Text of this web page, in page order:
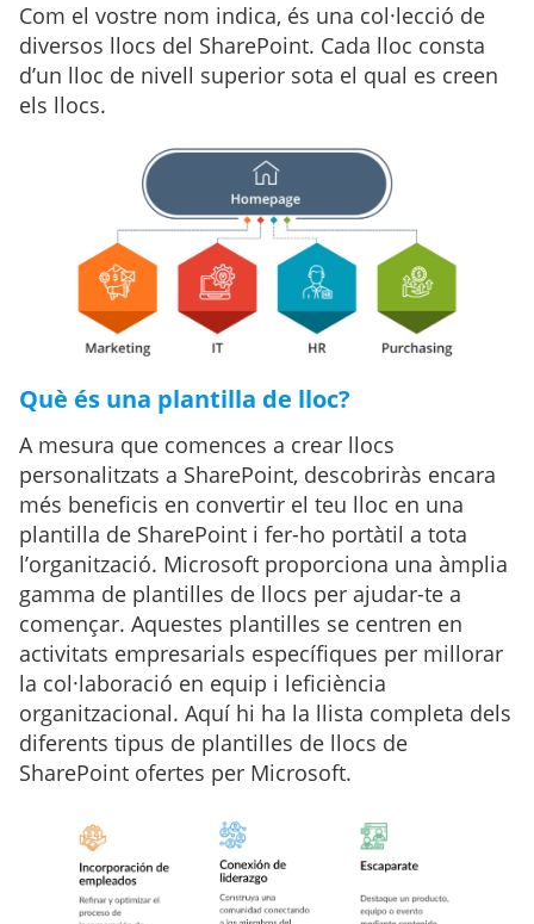
Com el vostre nom indica, és una col·lecció de
diversos llocs del SharePoint. Cada lloc consta
d’un lloc de nivell superior sota el qual es creen
els llocs.
Què és una plantilla de lloc?
A mesura que comences a crear llocs
personalitzats a SharePoint, descobriràs encara
més beneficis en convertir el teu lloc en una
plantilla de SharePoint i fer-ho portàtil a tota
l’organització. Microsoft proporciona una àmplia
gamma de plantilles de llocs per ajudar-te a
començar. Aquestes plantilles se centren en
activitats empresarials específiques per millorar
la col·laboració en equip i leficiència
organitzacional. Aquí hi ha la llista completa dels
diferents tipus de plantilles de llocs de
SharePoint ofertes per Microsoft.